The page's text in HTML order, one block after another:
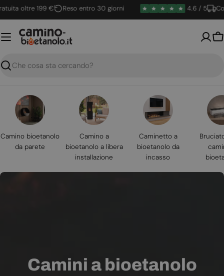
Vai
al
contenuto
oltre 199 € Reso entro 30 giorni 4.6 / 5
Ricerca
Camino bioetanolo
da parete
Camino a
bioetanolo a libera
installazione
Caminetto a
bioetanolo da
incasso
Camini a bioetanolo